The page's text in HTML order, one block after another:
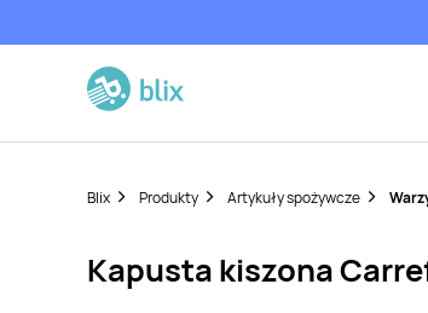
Blix Produkty Artykuły spożywcze
kapusta kiszona